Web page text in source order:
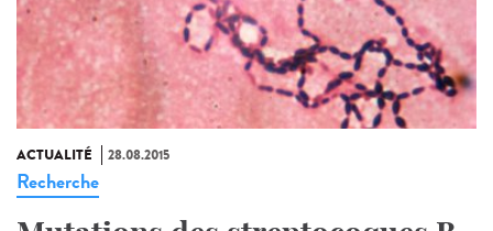
ACTUALITÉ 28.08.2015
Recherche